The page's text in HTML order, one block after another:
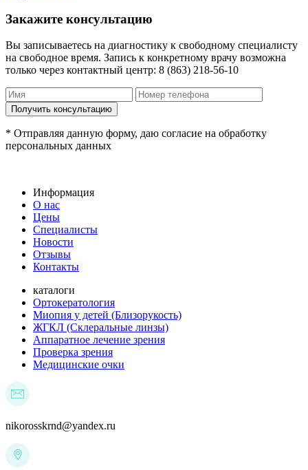
Закажите консультацию
Вы записываетесь на диагностику к свободному специалисту
на свободное время. Запись к конкретному врачу возможна
только через контактный центр: 8 (863) 218-56-10
* Отправляя данную форму, даю согласие на обработку
персональных данных
Информация
О нас
Цены
Специалисты
Новости
Отзывы
Контакты
каталоги
Ортокератология
Миопия у детей (Близорукость)
ЖГКЛ (Склеральные линзы)
Аппаратное лечение зрения
Проверка зрения
Медицинские очки
nikorosskrnd@yandex.ru